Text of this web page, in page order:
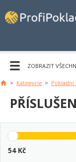
ZOBRAZIT
stránka
> Kategorie > Pokladní
54Kč